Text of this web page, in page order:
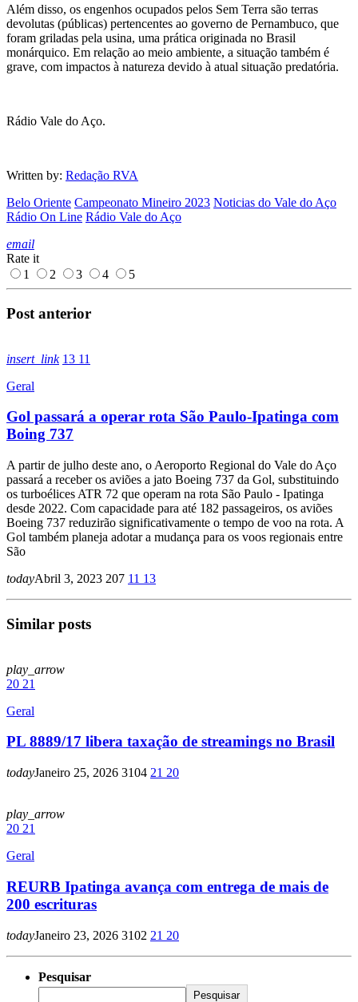
Além disso, os engenhos ocupados pelos Sem Terra são terras
devolutas (públicas) pertencentes ao governo de Pernambuco, que
foram griladas pela usina, uma prática originada no Brasil
monárquico. Em relação ao meio ambiente, a situação também é
grave, com impactos à natureza devido à atual situação predatória.
Rádio Vale do Aço.
Written by: Redação RVA
Belo Oriente Campeonato Mineiro 2023 Noticias do Vale do Aço
Rádio On Line Rádio Vale do Aço
email
Rate it
1
2 3 4 5
Post anterior
insert_link 13 11
Geral
Gol passará a operar rota São Paulo-Ipatinga com
Boing 737
A partir de julho deste ano, o Aeroporto Regional do Vale do Aço
passará a receber os aviões a jato Boeing 737 da Gol, substituindo
os turboélices ATR 72 que operam na rota São Paulo - Ipatinga
desde 2022. Com capacidade para até 182 passageiros, os aviões
Boeing 737 reduzirão significativamente o tempo de voo na rota. A
Gol também planeja adotar a mudança para os voos regionais entre
São
todayAbril 3, 2023 207 11 13
Similar posts
play_arrow
20 21
Geral
PL 8889/17 libera taxação de streamings no Brasil
todayJaneiro 25, 2026 3104 21 20
play_arrow
20 21
Geral
REURB Ipatinga avança com entrega de mais de
200 escrituras
todayJaneiro 23, 2026 3102 21 20
Pesquisar
Pesquisar